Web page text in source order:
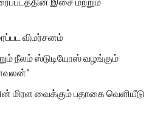
விமர்சனம்
நீலம் ஸ்டுடியோஸ் வழங்கும்
மிரள வைக்கும் பதாகை வெளியீடு